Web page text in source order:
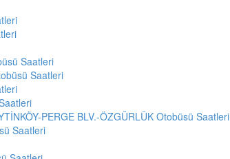
Saatleri
Saatleri
PERGE BLV.-ÖZGÜRLÜK Otobüsü Saatleri
Saatleri